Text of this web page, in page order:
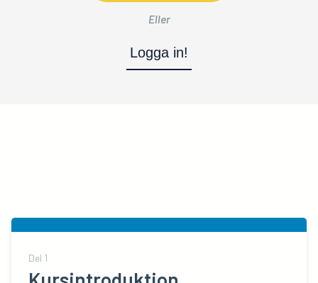
Eller
Logga in!
Del 1